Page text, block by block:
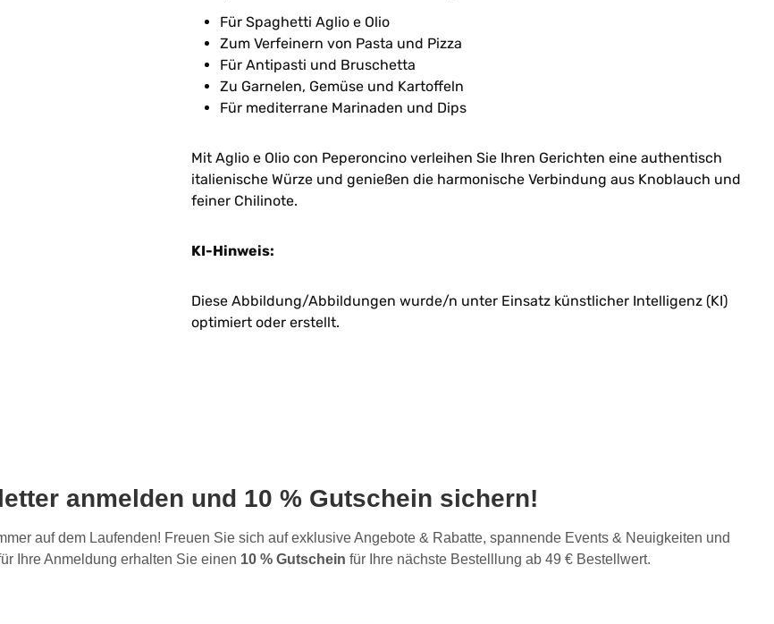
Für Spaghetti Aglio e Olio
Zum Verfeinern von Pasta und Pizza
Für Antipasti und Bruschetta
Zu Garnelen, Gemüse und Kartoffeln
Für mediterrane Marinaden und Dips
Mit Aglio e Olio con Peperoncino verleihen Sie Ihren Gerichten eine authentisch
italienische Würze und genießen die harmonische Verbindung aus Knoblauch und
feiner Chilinote.
KI-Hinweis:
Diese Abbildung/Abbildungen wurde/n unter Einsatz künstlicher Intelligenz (KI)
optimiert oder erstellt.
anmelden und 10 % Gutschein sichern!
auf dem Laufenden! Freuen Sie sich auf exklusive Angebote & Rabatte, spannende Events & Neuigkeiten und
Ihre Anmeldung erhalten Sie einen 10 % Gutschein für Ihre nächste Bestelllung ab 49 € Bestellwert.